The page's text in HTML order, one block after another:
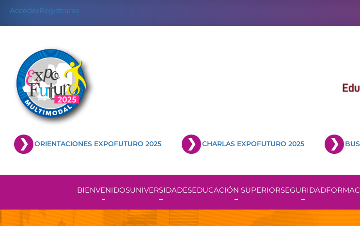
content
AccederRegistrarse
ORIENTACIONES EXPOFUTURO 2025 CHARLAS EXPOFUTURO 2025
BIENVENIDOSUNIVERSIDADESEDUCACIÓN SUPERIORSEGURIDAD